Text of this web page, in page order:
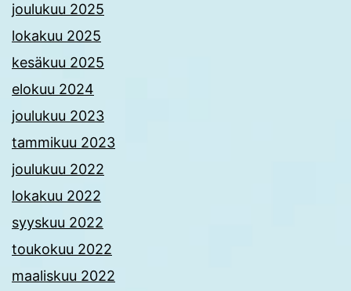
joulukuu 2025
lokakuu 2025
kesäkuu 2025
elokuu 2024
joulukuu 2023
tammikuu 2023
joulukuu 2022
lokakuu 2022
syyskuu 2022
toukokuu 2022
maaliskuu 2022